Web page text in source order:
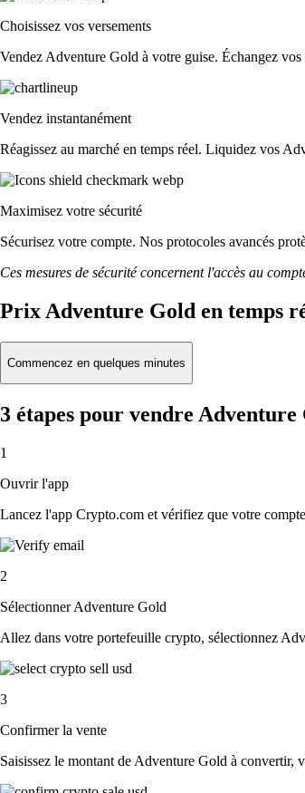
Choisissez vos versements
Vendez Adventure Gold à votre guise. Échangez
Vendez instantanément
Réagissez au marché en temps réel. Liquidez vos
Maximisez votre sécurité
Sécurisez votre compte. Nos protocoles avancés
Ces mesures de sécurité concernent l'accès au
Prix Adventure Gold en temps
Commencez en quelques minutes
3 étapes pour vendre Adventure
1
Ouvrir l'app
Lancez l'app Crypto.com et vérifiez que votre
2
Sélectionner Adventure Gold
Allez dans votre portefeuille crypto, sélectionnez
3
Confirmer la vente
Saisissez le montant de Adventure Gold à convertir,